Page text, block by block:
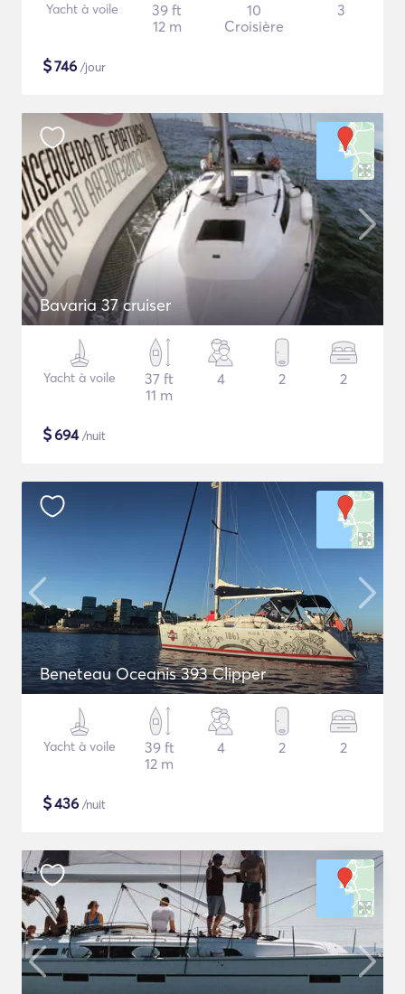
Yacht à voile
39 ft
12 m
10
Croisière
3
$746 /jour
Bavaria 37 cruiser
Yacht à voile
37 ft
11 m
4 2 2
$694/nuit
Beneteau Oceanis 393 Clipper
Yacht à voile
39 ft
12 m
4 2 2
$436 /nuit